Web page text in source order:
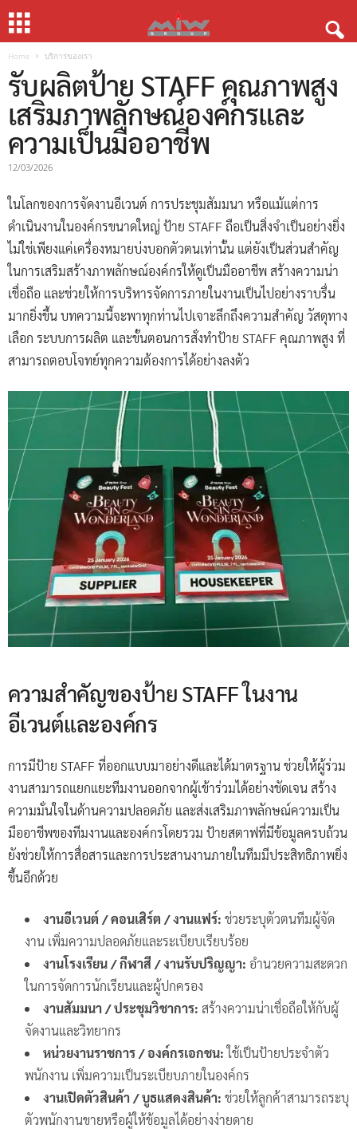
Home บริการของเรา
รับผลิตป้าย STAFF คุณภาพสูง
เสริมภาพลักษณ์องค์กรและ
ความเป็นมืออาชีพ
12/03/2026
ในโลกของการจัดงานอีเวนต์ การประชุมสัมมนา หรือแม้แต่การ
ดำเนินงานในองค์กรขนาดใหญ่ ป้าย STAFF ถือเป็นสิ่งจำเป็นอย่างยิ่ง
ไม่ใช่เพียงแค่เครื่องหมายบ่งบอกตัวตนเท่านั้น แต่ยังเป็นส่วนสำคัญ
ในการเสริมสร้างภาพลักษณ์องค์กรให้ดูเป็นมืออาชีพ สร้างความน่า
เชื่อถือ และช่วยให้การบริหารจัดการภายในงานเป็นไปอย่างราบรื่น
มากยิ่งขึ้น บทความนี้จะพาทุกท่านไปเจาะลึกถึงความสำคัญ วัสดุทาง
เลือก ระบบการผลิต และขั้นตอนการสั่งทำป้าย STAFF คุณภาพสูง ที่
สามารถตอบโจทย์ทุกความต้องการได้อย่างลงตัว
ความสำคัญของป้าย STAFF ในงาน
อีเวนต์และองค์กร
การมีป้าย STAFF ที่ออกแบบมาอย่างดีและได้มาตรฐาน ช่วยให้ผู้ร่วม
งานสามารถแยกแยะทีมงานออกจากผู้เข้าร่วมได้อย่างชัดเจน สร้าง
ความมั่นใจในด้านความปลอดภัย และส่งเสริมภาพลักษณ์ความเป็น
มืออาชีพของทีมงานและองค์กรโดยรวม ป้ายสตาฟที่มีข้อมูลครบถ้วน
ยังช่วยให้การสื่อสารและการประสานงานภายในทีมมีประสิทธิภาพยิ่ง
ขึ้นอีกด้วย
งานอีเวนต์ / คอนเสิร์ต / งานแฟร์: ช่วยระบุตัวตนทีมผู้จัด
งาน เพิ่มความปลอดภัยและระเบียบเรียบร้อย
งานโรงเรียน / กีฬาสี / งานรับปริญญา: อำนวยความสะดวก
ในการจัดการนักเรียนและผู้ปกครอง
งานสัมมนา / ประชุมวิชาการ: สร้างความน่าเชื่อถือให้กับผู้
จัดงานและวิทยากร
หน่วยงานราชการ / องค์กรเอกชน:ใช้เป็นป้ายประจำตัว
พนักงาน เพิ่มความเป็นระเบียบภายในองค์กร
งานเปิดตัวสินค้า / บูธแสดงสินค้า: ช่วยให้ลูกค้าสามารถระบุ
ตัวพนักงานขายหรือผู้ให้ข้อมูลได้อย่างง่ายดาย